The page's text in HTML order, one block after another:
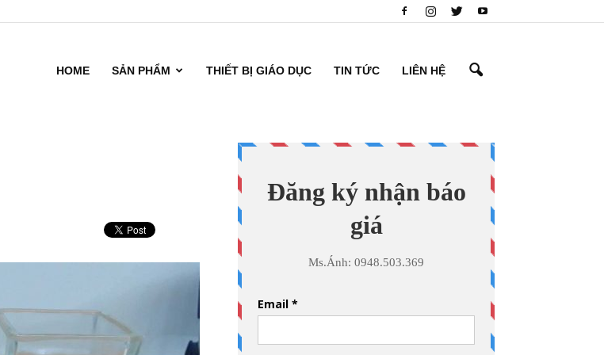
HOME SẢN PHẨM THIẾT BỊ GIÁO DỤC TIN TỨC LIÊN HỆ